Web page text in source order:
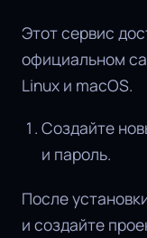
Этот сервис
официальном
Linux и macOS.
Создайте
и пароль.
После
и создайте